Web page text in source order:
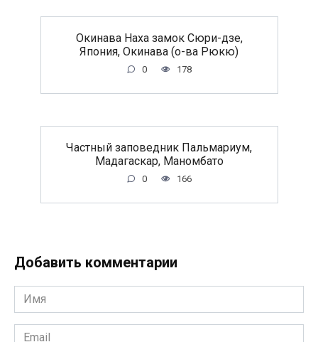
Окинава Наха замок Сюри-дзе,
Япония, Окинава (о-ва Рюкю)
0 178
Частный заповедник Пальмариум,
Мадагаскар, Маномбато
0 166
Добавить комментарии
Имя
*
Email